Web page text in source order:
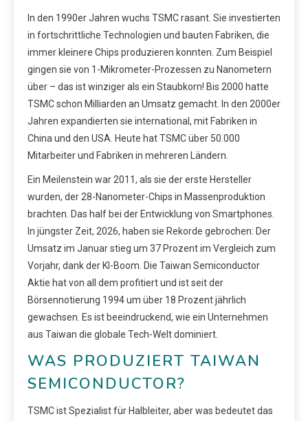
In den 1990er Jahren wuchs TSMC rasant. Sie investierten
in fortschrittliche Technologien und bauten Fabriken, die
immer kleinere Chips produzieren konnten. Zum Beispiel
gingen sie von 1-Mikrometer-Prozessen zu Nanometern
über – das ist winziger als ein Staubkorn! Bis 2000 hatte
TSMC schon Milliarden an Umsatz gemacht. In den 2000er
Jahren expandierten sie international, mit Fabriken in
China und den USA. Heute hat TSMC über 50.000
Mitarbeiter und Fabriken in mehreren Ländern.
Ein Meilenstein war 2011, als sie der erste Hersteller
wurden, der 28-Nanometer-Chips in Massenproduktion
brachten. Das half bei der Entwicklung von Smartphones.
In jüngster Zeit, 2026, haben sie Rekorde gebrochen: Der
Umsatz im Januar stieg um 37 Prozent im Vergleich zum
Vorjahr, dank der KI-Boom. Die Taiwan Semiconductor
Aktie hat von all dem profitiert und ist seit der
Börsennotierung 1994 um über 18 Prozent jährlich
gewachsen. Es ist beeindruckend, wie ein Unternehmen
aus Taiwan die globale Tech-Welt dominiert.
WAS PRODUZIERT TAIWAN
SEMICONDUCTOR?
TSMC ist Spezialist für Halbleiter, aber was bedeutet das